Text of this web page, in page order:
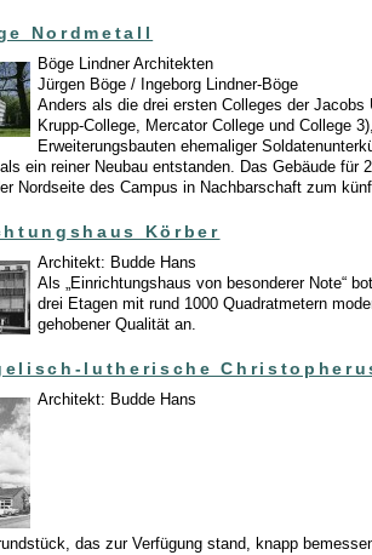
Nordmetall
Böge Lindner Architekten
Jürgen Böge / Ingeborg Lindner-Böge
Anders als die drei ersten Colleges der Jacobs
Krupp-College, Mercator College und College
Erweiterungsbauten ehemaliger
ein reiner Neubau entstanden. Das Gebäude für
Nordseite des Campus in Nachbarschaft zum
Körber
Architekt: Budde Hans
Als „Einrichtungshaus von besonderer Note“
drei Etagen mit rund 1000 Quadratmetern
gehobener Qualität an.
lutherische
Architekt: Budde Hans
das zur Verfügung stand, knapp